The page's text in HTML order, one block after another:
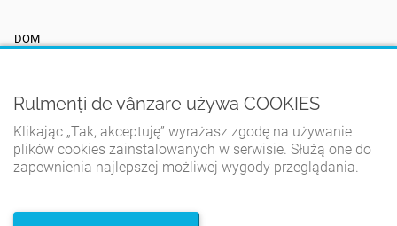
DOM
POLITYKA PRYWATNOŚCI
KONTAKT
Rulmenți de vânzare używa COOKIES
Klikając „Tak, akceptuję” wyrażasz zgodę na używanie
plików cookies zainstalowanych w serwisie. Służą one do
zapewnienia najlepszej możliwej wygody przeglądania.